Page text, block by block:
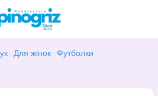
Для жінок Футболки